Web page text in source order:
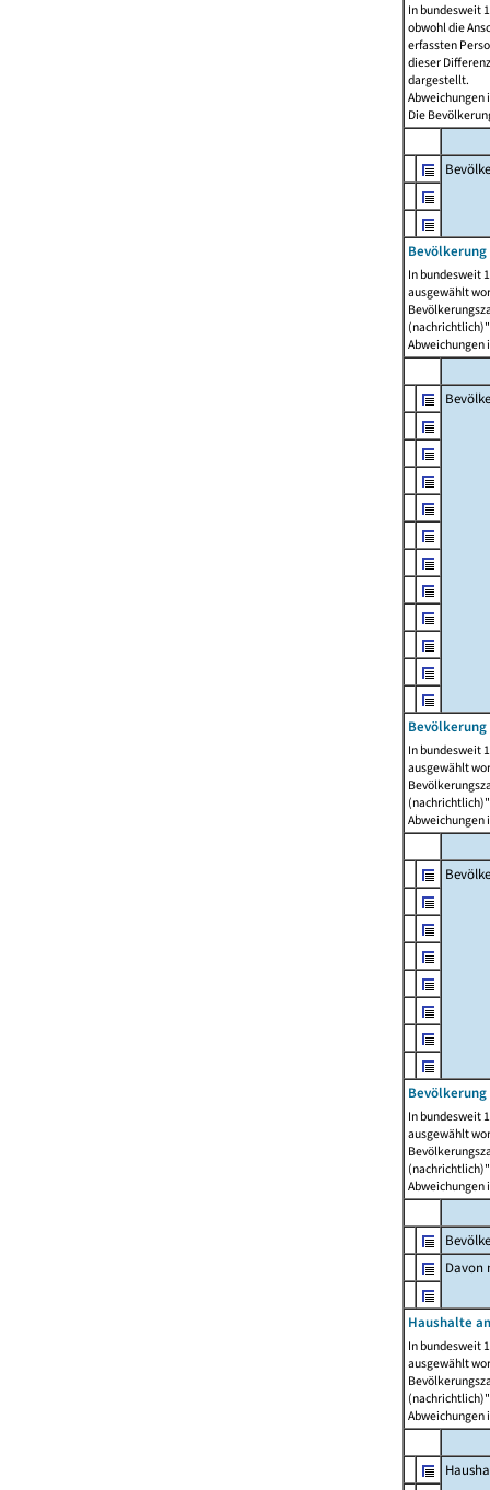
In bundesweit
obwohl die
erfassten
dieser
dargestellt.
Abweichungen
Die
In bundesweit
ausgewählt
Abweichungen
In bundesweit
ausgewählt
Abweichungen
In bundesweit
ausgewählt
Abweichungen
Davon
Haushalte
In bundesweit
ausgewählt
Abweichungen